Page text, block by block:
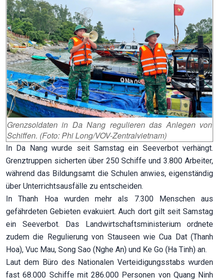
Grenzsoldaten in Da Nang regulieren das Anlegen von
Schiffen. (Foto: Phi Long/VOV-Zentralvietnam)
In Da Nang wurde seit Samstag ein Seeverbot verhängt.
Grenztruppen sicherten über 250 Schiffe und 3.800 Arbeiter,
während das Bildungsamt die Schulen anwies, eigenständig
über Unterrichtsausfälle zu entscheiden.
In Thanh Hoa wurden mehr als 7.300 Menschen aus
gefährdeten Gebieten evakuiert. Auch dort gilt seit Samstag
ein Seeverbot. Das Landwirtschaftsministerium ordnete
zudem die Regulierung von Stauseen wie Cua Dat (Thanh
Hoa), Vuc Mau, Song Sao (Nghe An) und Ke Go (Ha Tinh) an.
Laut dem Büro des Nationalen Verteidigungsstabs wurden
fast 68.000 Schiffe mit 286.000 Personen von Quang Ninh